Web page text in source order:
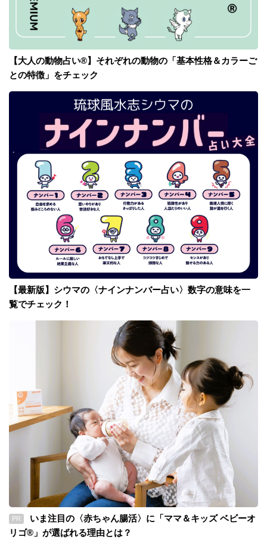
【大人の動物占い®】それぞれの動物の「基本性格＆カラーご
との特徴」をチェック
【最新版】シウマの〈ナインナンバー占い〉数字の意味を一
覧でチェック！
PR
いま注目の〈赤ちゃん腸活〉に「ママ＆キッズ ベビーオ
リゴ®」が選ばれる理由とは？